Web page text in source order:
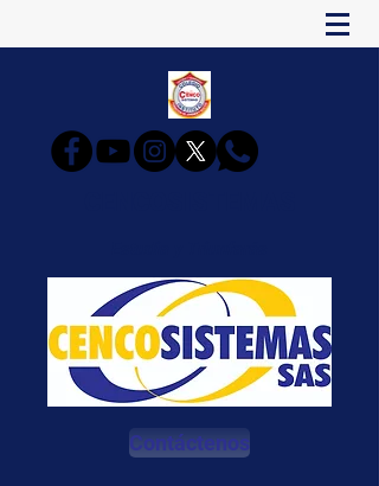
Contáctenos